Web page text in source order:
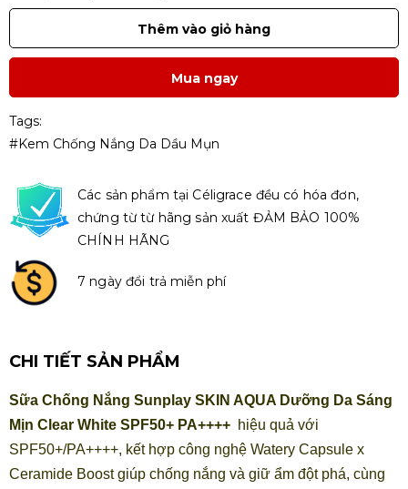
Thêm vào giỏ hàng
Mua ngay
Tags:
#kem Chống Nắng Da Dầu Mụn
Các sản phẩm tại Céligrace đều có hóa đơn,
chứng từ từ hãng sản xuất ĐẢM BẢO 100%
CHÍNH HÃNG
7 ngày đổi trả miễn phí
CHI TIẾT SẢN PHẨM
Sữa Chống Nắng Sunplay SKIN AQUA Dưỡng Da Sáng
Mịn Clear White SPF50+ PA++++ hiệu quả với
SPF50+/PA++++, kết hợp công nghệ Watery Capsule x
Ceramide Boost giúp chống nắng và giữ ẩm đột phá, cùng